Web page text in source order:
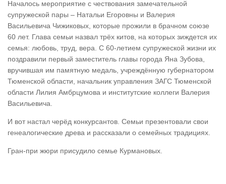
Началось мероприятие с чествования замечательной
супружеской пары – Натальи Егоровны и Валерия
Васильевича Чижиковых, которые прожили в брачном союзе
60 лет. Глава семьи назвал трёх китов, на которых зиждется их
семья: любовь, труд, вера. С 60-летием супружеской жизни их
поздравили первый заместитель главы города Яна Зубова,
вручившая им памятную медаль, учреждённую губернатором
Тюменской области, начальник управления ЗАГС Тюменской
области Лилия Амбрцумова и институтские коллеги Валерия
Васильевича.
И вот настал черёд конкурсантов. Семьи презентовали свои
генеалогические древа и рассказали о семейных традициях.
Гран-при жюри присудило семье Курмановых.